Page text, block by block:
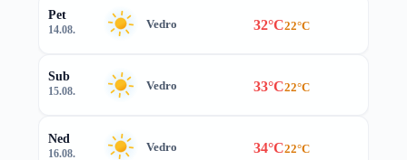
Pet
14.08. Vedro 32°C22°C
Sub
15.08. Vedro 33°C22°C
Ned
16.08. Vedro 34°C22°C